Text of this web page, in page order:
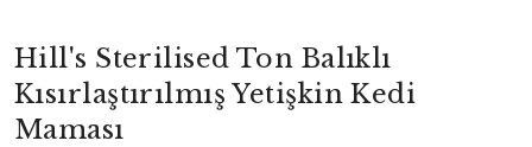
Hill's Sterilised Ton Balıklı
Kısırlaştırılmış Yetişkin Kedi
Maması